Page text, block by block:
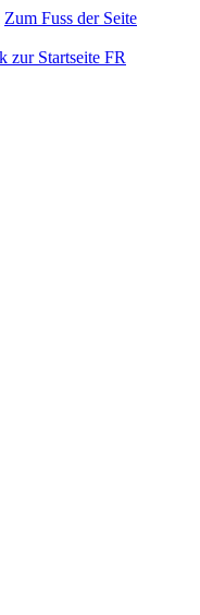
Zum Fuss der Seite
FR